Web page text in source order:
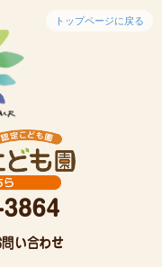
トップページに戻る